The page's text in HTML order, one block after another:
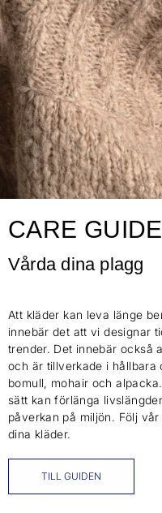
CARE GUIDE
Vårda dina plagg
Att kläder kan leva länge
innebär det att vi designar
trender. Det innebär också
och är tillverkade i hållbara
bomull, mohair och
sätt kan förlänga
påverkan på miljön. Följ
dina kläder.
TILL GUIDEN